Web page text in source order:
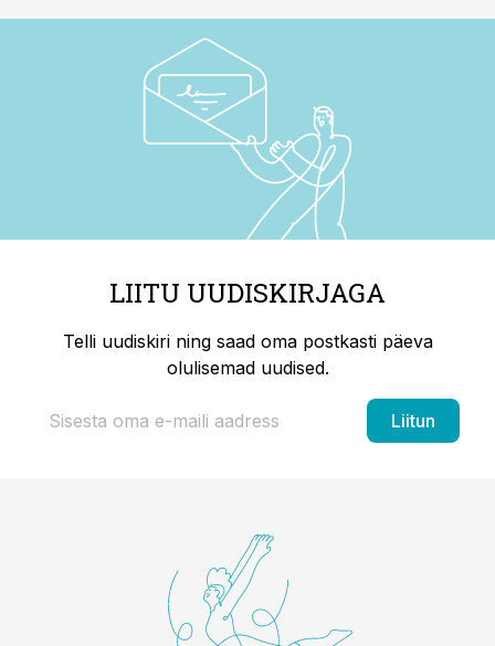
LIITU UUDISKIRJAGA
Telli uudiskiri ning saad oma postkasti päeva
olulisemad uudised.
Liitun